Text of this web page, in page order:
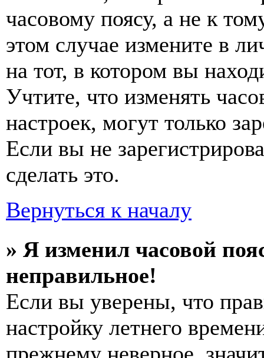
часовому поясу, а не к
этом случае измените в
на тот, в котором вы
Учтите, что изменять
настроек, могут только
Если вы не
сделать это.
Вернуться к началу
» Я изменил часовой
неправильное!
Если вы уверены, что
настройку летнего